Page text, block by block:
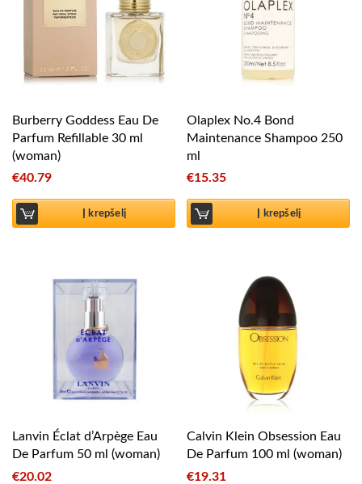
Burberry Goddess Eau De
Parfum Refillable 30 ml
(woman)
€40.79
Į krepšelį
Olaplex No.4 Bond
Maintenance Shampoo 250
ml
€15.35
Į krepšelį
Lanvin Éclat d’Arpège Eau
De Parfum 50 ml (woman)
€20.02
Calvin Klein Obsession Eau
De Parfum 100 ml (woman)
€19.31